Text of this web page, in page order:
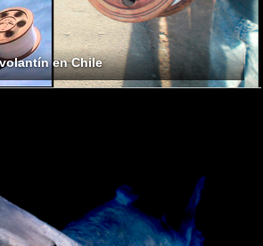
en Chile